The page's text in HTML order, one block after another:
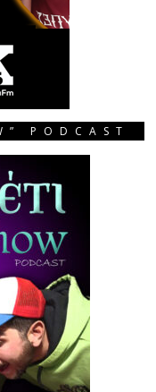
PODCAST